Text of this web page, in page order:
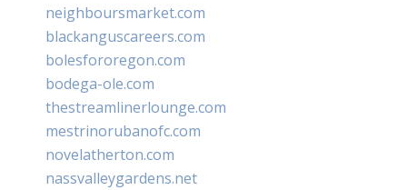
neighboursmarket.com
blackanguscareers.com
bolesfororegon.com
bodega-ole.com
thestreamlinerlounge.com
mestrinorubanofc.com
novelatherton.com
nassvalleygardens.net